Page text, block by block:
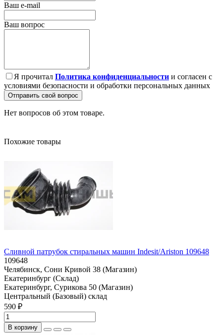
Ваш e-mail
Ваш вопрос
Я прочитал Политика конфиденциальности и согласен с
условиями безопасности и обработки персональных данных
Отправить свой вопрос
Нет вопросов об этом товаре.
Похожие товары
Сливной патрубок стиральных машин Indesit/Ariston 109648
109648
Челябинск, Сони Кривой 38 (Магазин)
Екатеринбург (Склад)
Екатеринбург, Сурикова 50 (Магазин)
Центральный (Базовый) склад
590 ₽
В корзину